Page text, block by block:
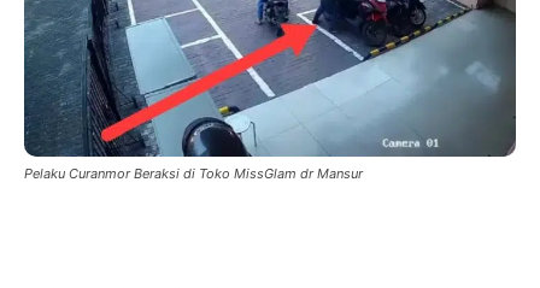
Pelaku Curanmor Beraksi di Toko MissGlam dr Mansur